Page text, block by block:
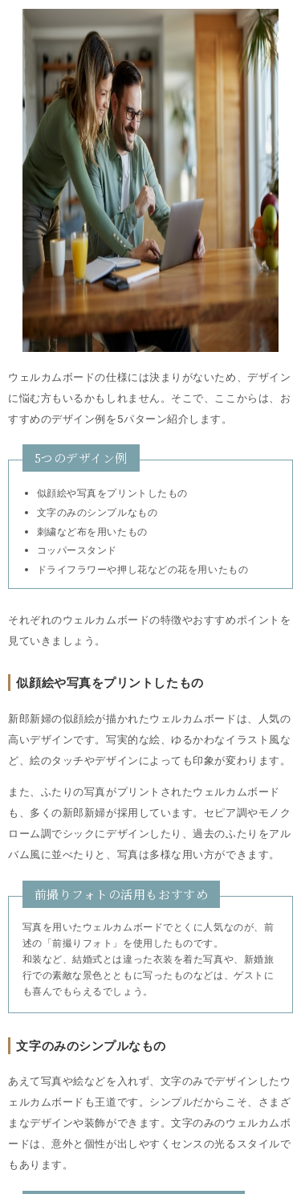
ウェルカムボードの仕様には決まりがないため、デザイン
に悩む方もいるかもしれません。そこで、ここからは、お
すすめのデザイン例を5パターン紹介します。
5つのデザイン例
似顔絵や写真をプリントしたもの
文字のみのシンプルなもの
刺繍など布を用いたもの
コッパースタンド
ドライフラワーや押し花などの花を用いたもの
それぞれのウェルカムボードの特徴やおすすめポイントを
見ていきましょう。
似顔絵や写真をプリントしたもの
新郎新婦の似顔絵が描かれたウェルカムボードは、人気の
高いデザインです。写実的な絵、ゆるかわなイラスト風な
ど、絵のタッチやデザインによっても印象が変わります。
また、ふたりの写真がプリントされたウェルカムボード
も、多くの新郎新婦が採用しています。セピア調やモノク
ローム調でシックにデザインしたり、過去のふたりをアル
バム風に並べたりと、写真は多様な用い方ができます。
前撮りフォトの活用もおすすめ
写真を用いたウェルカムボードでとくに人気なのが、前
述の「前撮りフォト」を使用したものです。
和装など、結婚式とは違った衣装を着た写真や、新婚旅
行での素敵な景色とともに写ったものなどは、ゲストに
も喜んでもらえるでしょう。
文字のみのシンプルなもの
あえて写真や絵などを入れず、文字のみでデザインしたウ
ェルカムボードも王道です。シンプルだからこそ、さまざ
まなデザインや装飾ができます。文字のみのウェルカムボ
ードは、意外と個性が出しやすくセンスの光るスタイルで
もあります。